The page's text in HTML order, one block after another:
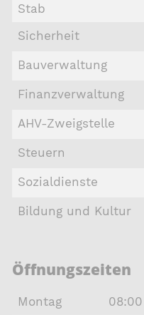
Stab
Sicherheit
Bauverwaltung
Finanzverwaltung
AHV-Zweigstelle
Steuern
Sozialdienste
Bildung und Kultur
Öffnungszeiten
Montag